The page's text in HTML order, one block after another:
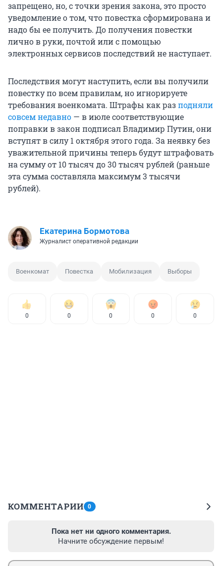
запрещено, но, с точки зрения закона, это просто
уведомление о том, что повестка сформирована и
надо бы ее получить. До получения повестки
лично в руки, почтой или с помощью
электронных сервисов последствий не наступает.
Последствия могут наступить, если вы получили
повестку по всем правилам, но игнорируете
требования военкомата. Штрафы как разподняли
совсем недавно — в июле соответствующие
поправки в закон подписал Владимир Путин, они
вступят в силу 1 октября этого года. За неявку без
уважительной причины теперь будут штрафовать
на сумму от 10 тысяч до 30 тысяч рублей (раньше
эта сумма составляла максимум 3 тысячи
рублей).
Екатерина Бормотова
Журналист оперативной редакции
Военкомат Повестка Мобилизация Выборы
0 0 0 0 0
КОММЕНТАРИИ 0
Пока нет ни одного комментария.
Начните обсуждение первым!